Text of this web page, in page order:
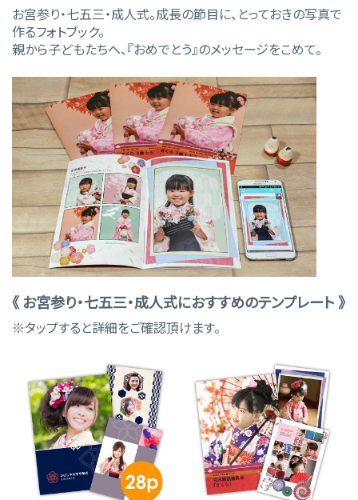
お宮参り・七五三・成人式。成長の節目に、とっておきの写真で
作るフォトブック。
親から子どもたちへ、『おめでとう』のメッセージをこめて。
《 お宮参り・七五三・成人式におすすめのテンプレート 》
※タップすると詳細をご確認頂けます。